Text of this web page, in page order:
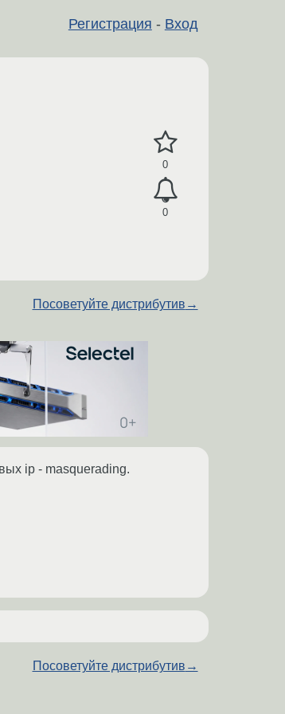
Регистрация - Вход
0
0
Посоветуйте дистрибутив →
ip - masquerading.
Посоветуйте дистрибутив →